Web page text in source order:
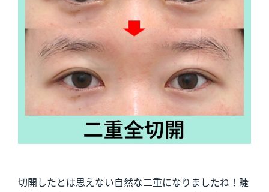
切開したとは思えない自然な二重になりましたね！睫